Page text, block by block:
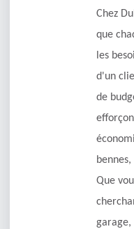
Chez
que
les
d'un
de
Que
garage,